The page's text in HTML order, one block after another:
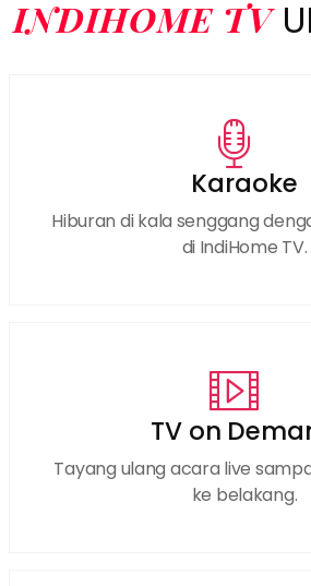
INDIHOME TV
Karaoke
Hiburan di kala senggang
di IndiHome TV.
TV on
Tayang ulang acara live
ke belakang.